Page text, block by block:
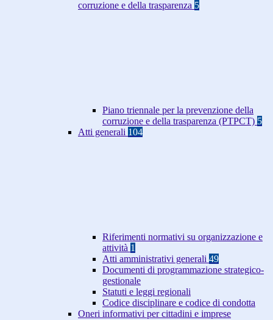
corruzione e della trasparenza 5
Piano triennale per la prevenzione della
corruzione e della trasparenza (PTPCT) 5
Atti generali 104
Riferimenti normativi su organizzazione e
attività 1
Atti amministrativi generali 49
Documenti di programmazione strategico-
gestionale
Statuti e leggi regionali
Codice disciplinare e codice di condotta
Oneri informativi per cittadini e imprese